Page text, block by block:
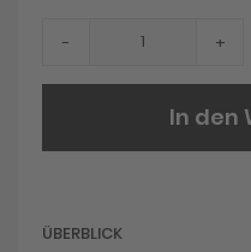
- +
In den
ÜBERBLICK